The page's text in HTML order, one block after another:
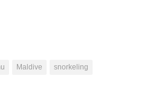
Maldive snorkeling